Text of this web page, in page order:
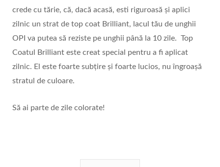
crede cu tărie, că, dacă acasă, esti riguroasă și aplici
zilnic un strat de top coat Brilliant, lacul tău de unghii
OPI va putea să reziste pe unghii până la 10 zile. Top
Coatul Brilliant este creat special pentru a fi aplicat
zilnic. El este foarte subțire și foarte lucios, nu îngroașă
stratul de culoare.
Să ai parte de zile colorate!